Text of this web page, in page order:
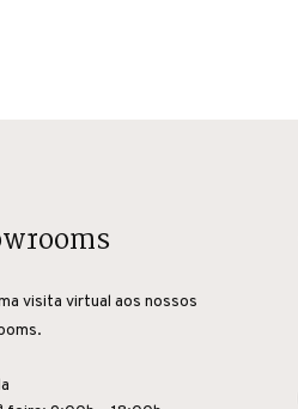
visita virtual aos nossos